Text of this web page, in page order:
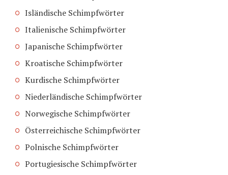
Isländische Schimpfwörter
Italienische Schimpfwörter
Japanische Schimpfwörter
Kroatische Schimpfwörter
Kurdische Schimpfwörter
Niederländische Schimpfwörter
Norwegische Schimpfwörter
Österreichische Schimpfwörter
Polnische Schimpfwörter
Portugiesische Schimpfwörter